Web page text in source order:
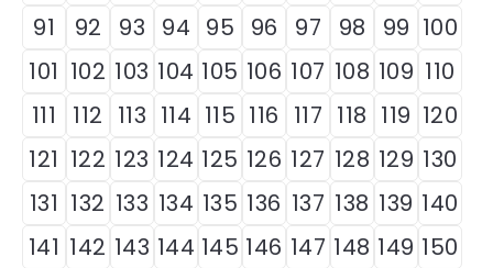
91
92 93 94 95 96 97 98 99 100
101 102 103 104 105 106 107 108 109 110
111
112 113 114 115 116 117 118 119 120
121 122 123 124 125 126 127 128 129 130
131 132 133 134 135 136 137 138 139 140
141 142 143 144 145 146 147 148 149 150